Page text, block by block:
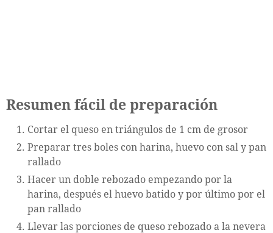
Resumen fácil de preparación
Cortar el queso en triángulos de 1 cm de grosor
Preparar tres boles con harina, huevo con sal y pan
rallado
Hacer un doble rebozado empezando por la
harina, después el huevo batido y por último por el
pan rallado
Llevar las porciones de queso rebozado a la nevera